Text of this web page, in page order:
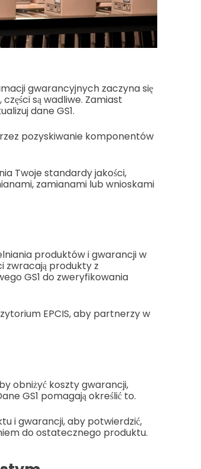
gwarancyjnych zaczyna się
są wadliwe. Zamiast
dane GS1.
pozyskiwanie komponentów
Twoje standardy jakości,
zamianami lub wnioskami
produktów i gwarancji w
zwracają produkty z
GS1 do zweryfikowania
EPCIS, aby partnerzy w
obniżyć koszty gwarancji,
GS1 pomagają określić to.
i gwarancji, aby potwierdzić,
do ostatecznego produktu.